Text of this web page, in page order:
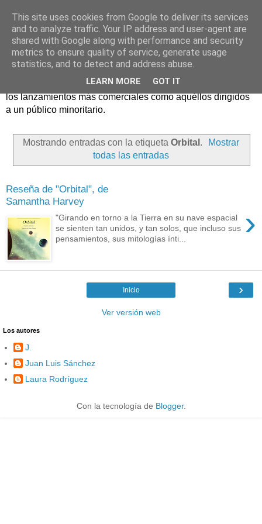
Críticas y reseñas de las principales novedades literarias
editadas en España. En Crítica de libros tienen cabida tanto
los lanzamientos más comerciales como aquéllos dirigidos
a un público minoritario.
Mostrando entradas con la etiqueta Orbital .
Mostrar
todas las entradas
Reseña de "Orbital", de
Samantha Harvey
›
"Girando en torno a la Tierra en su nave espacial
se sienten tan unidos, y tan solos, que incluso sus
pensamientos, sus mitologías ínti...
›
Inicio
Ver versión web
Los autores
J.
Juan Luis Sánchez
Laura Rodríguez
Con la tecnología de Blogger.
This site uses cookies from Google to deliver its services
and to analyze traffic. Your IP address and user-agent are
shared with Google along with performance and security
metrics to ensure quality of service, generate usage
statistics, and to detect and address abuse.
LEARN MORE GOT IT